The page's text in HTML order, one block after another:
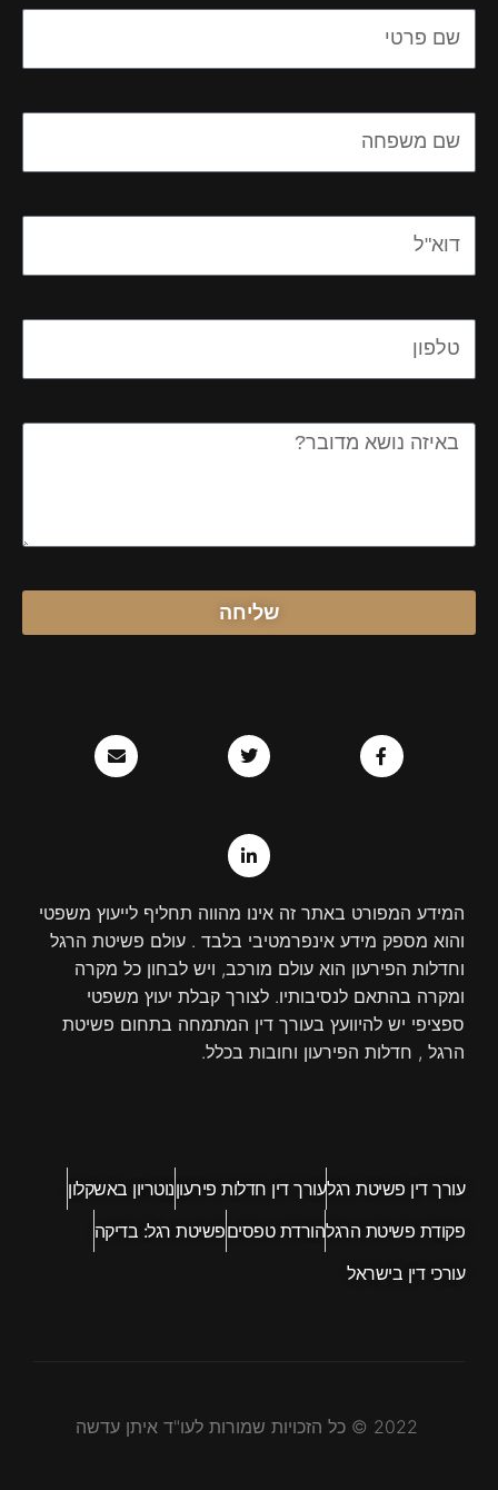
Message
שליחה
F
a
c
T
w
i
e
r
E
n
v
L
i
n
d
i
n
-
n
המידע המפורט באתר זה אינו מהווה תחליף לייעוץ משפטי
והוא מספק מידע אינפרמטיבי בלבד . עולם פשיטת הרגל
וחדלות הפירעון הוא עולם מורכב, ויש לבחון כל מקרה
ומקרה בהתאם לנסיבותיו. לצורך קבלת יעוץ משפטי
ספציפי יש להיוועץ בעורך דין המתמחה בתחום פשיטת
הרגל , חדלות הפירעון וחובות בכלל.
עורך דין פשיטת רגלעורך דין חדלות פירעוןנוטריון באשקלון
פקודת פשיטת הרגלהורדת טפסיםפשיטת רגל: בדיקה
עורכי דין בישראל